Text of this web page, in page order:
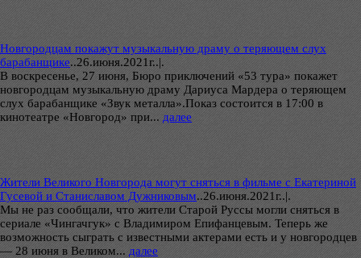
Новгородцам покажут музыкальную драму о теряющем слух
барабанщике..26.июня.2021г..|.
В воскресенье, 27 июня, Бюро приключений «53 тура» покажет
новгородцам музыкальную драму Дариуса Мардера о теряющем
слух барабанщике «Звук металла».Показ состоится в 17:00 в
кинотеатре «Новгород» при... далее
Жители Великого Новгорода могут сняться в фильме с Екатериной
Гусевой и Станиславом Дужниковым..26.июня.2021г..|.
Мы не раз сообщали, что жители Старой Руссы могли сняться в
сериале «Чингачгук» с Владимиром Епифанцевым. Теперь же
возможность сыграть с известными актерами есть и у новгородцев
— 28 июня в Великом... далее